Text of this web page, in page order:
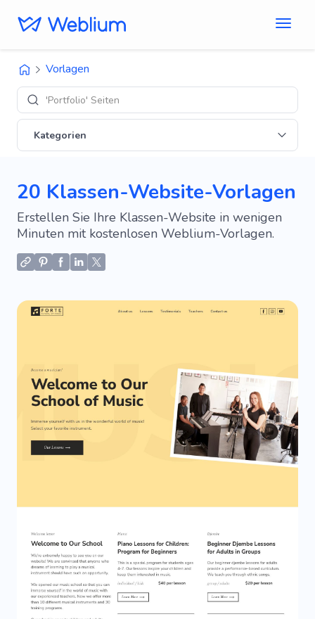
Vorlagen
'E-Commerce' D
Kategorien
20 Klassen-Website-Vorlagen
Erstellen Sie Ihre Klassen-Website in wenigen
Minuten mit kostenlosen Weblium-Vorlagen.